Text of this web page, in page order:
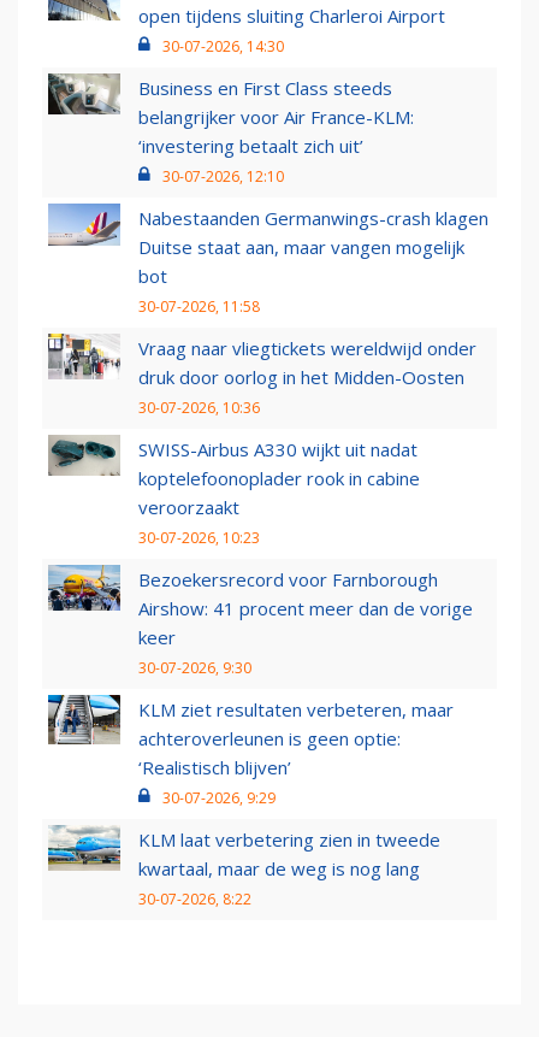
open tijdens sluiting Charleroi Airport
30-07-2026, 14:30
Business en First Class steeds
belangrijker voor Air France-KLM:
‘investering betaalt zich uit’
30-07-2026, 12:10
Nabestaanden Germanwings-crash klagen
Duitse staat aan, maar vangen mogelijk
bot
30-07-2026, 11:58
Vraag naar vliegtickets wereldwijd onder
druk door oorlog in het Midden-Oosten
30-07-2026, 10:36
SWISS-Airbus A330 wijkt uit nadat
koptelefoonoplader rook in cabine
veroorzaakt
30-07-2026, 10:23
Bezoekersrecord voor Farnborough
Airshow: 41 procent meer dan de vorige
keer
30-07-2026, 9:30
KLM ziet resultaten verbeteren, maar
achteroverleunen is geen optie:
‘Realistisch blijven’
30-07-2026, 9:29
KLM laat verbetering zien in tweede
kwartaal, maar de weg is nog lang
30-07-2026, 8:22